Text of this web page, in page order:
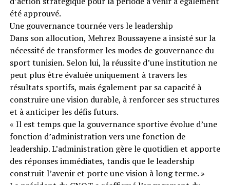
été approuvé.
Une gouvernance tournée vers le leadership
Dans son allocution, Mehrez Boussayene a insisté sur la
nécessité de transformer les modes de gouvernance du
sport tunisien. Selon lui, la réussite d’une institution ne
peut plus être évaluée uniquement à travers les
résultats sportifs, mais également par sa capacité à
construire une vision durable, à renforcer ses structures
et à anticiper les défis futurs.
« Il est temps que la gouvernance sportive évolue d’une
fonction d’administration vers une fonction de
leadership. L’administration gère le quotidien et apporte
des réponses immédiates, tandis que le leadership
construit l’avenir et porte une vision à long terme. »